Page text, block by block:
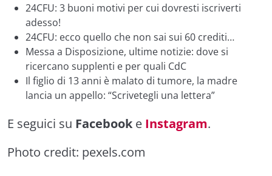
24CFU: 3 buoni motivi per cui dovresti iscriverti
adesso!
24CFU: ecco quello che non sai sui 60 crediti…
Messa a Disposizione, ultime notizie: dove si
ricercano supplenti e per quali CdC
Il figlio di 13 anni è malato di tumore, la madre
lancia un appello: “Scrivetegli una lettera”
E seguici su Facebook e Instagram.
Photo credit: pexels.com